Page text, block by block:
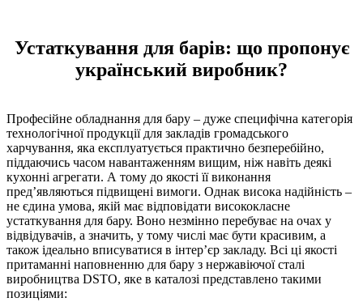
Устаткування для барів: що пропонує
український виробник?
Професійне обладнання для бару – дуже специфічна категорія
технологічної продукції для закладів громадського
харчування, яка експлуатується практично безперебійно,
піддаючись часом навантаженням вищим, ніж навіть деякі
кухонні агрегати. А тому до якості її виконання
пред’являються підвищені вимоги. Однак висока надійність –
не єдина умова, якій має відповідати висококласне
устаткування для бару. Воно незмінно перебуває на очах у
відвідувачів, а значить, у тому числі має бути красивим, а
також ідеально вписуватися в інтер’єр закладу. Всі ці якості
притаманні наповненню для бару з нержавіючої сталі
виробництва DSTO, яке в каталозі представлено такими
позиціями: